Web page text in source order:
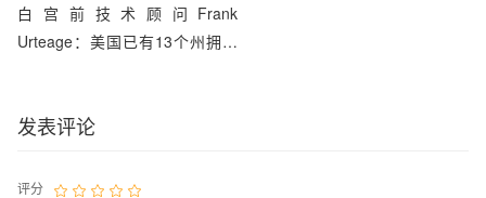
白宫前技术顾问Frank
Urteage：美国已有13个州拥抱
发表评论
评分